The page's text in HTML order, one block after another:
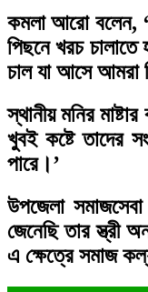
কমলা আরো বলেন,
পিছনে খরচ
চাল যা আসে আমরা
স্থানীয় মনির
খুবই কষ্টে তাদের
পারে।’
উপজেলা
জেনেছি তার স্ত্রী
এ ক্ষেত্রে সমাজ